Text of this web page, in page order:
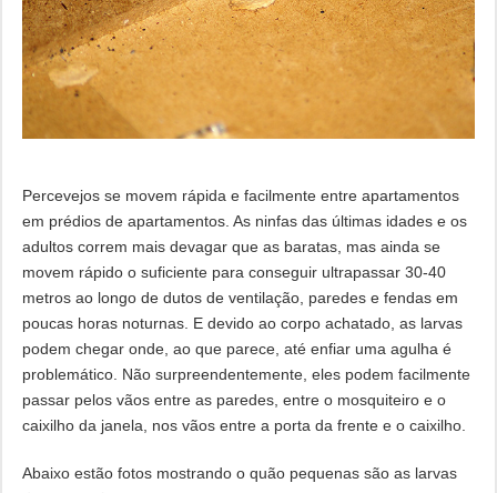
Percevejos se movem rápida e facilmente entre apartamentos
em prédios de apartamentos. As ninfas das últimas idades e os
adultos correm mais devagar que as baratas, mas ainda se
movem rápido o suficiente para conseguir ultrapassar 30-40
metros ao longo de dutos de ventilação, paredes e fendas em
poucas horas noturnas. E devido ao corpo achatado, as larvas
podem chegar onde, ao que parece, até enfiar uma agulha é
problemático. Não surpreendentemente, eles podem facilmente
passar pelos vãos entre as paredes, entre o mosquiteiro e o
caixilho da janela, nos vãos entre a porta da frente e o caixilho.
Abaixo estão fotos mostrando o quão pequenas são as larvas